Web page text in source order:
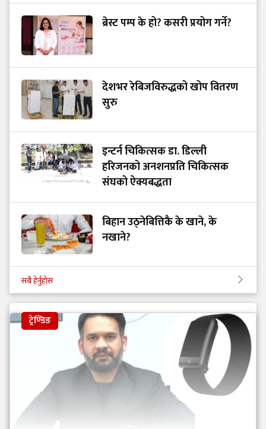
ब्रेस्ट पम्प के हो? कसरी प्रयोग गर्ने?
देशभर रेबिजविरुद्धको खोप वितरण
सुरु
इन्टर्न चिकित्सक डा. डिल्ली
हरिजनको अनशनप्रति चिकित्सक
संघको ऐक्यबद्धता
बिहान उठ्नेबित्तिकै के खाने, के
नखाने?
सबै हेर्नुहोस
ट्रेण्डिङ